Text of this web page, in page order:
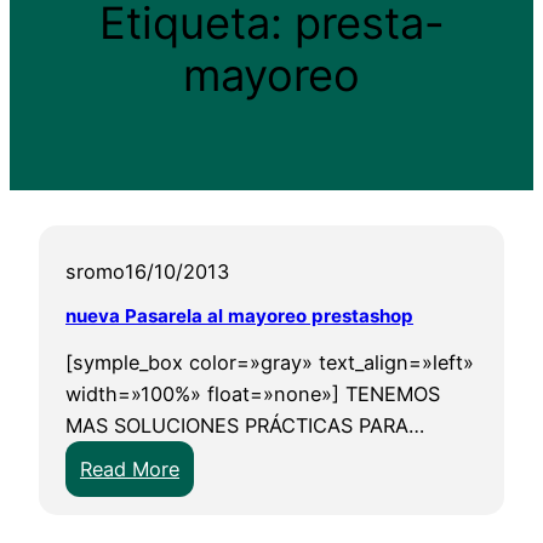
Etiqueta: presta-
mayoreo
sromo16/10/2013
nueva Pasarela al mayoreo prestashop
[symple_box color=»gray» text_align=»left»
width=»100%» float=»none»] TENEMOS
MAS SOLUCIONES PRÁCTICAS PARA…
Read More:
n